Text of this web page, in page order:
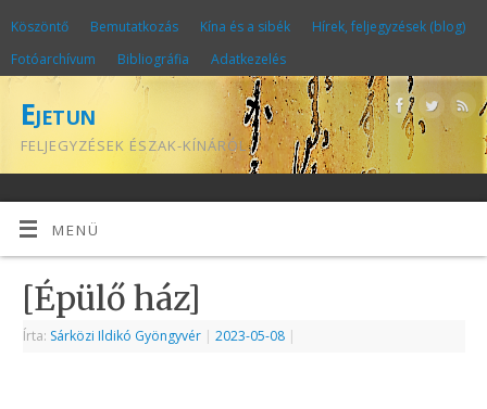
Köszöntő Bemutatkozás Kína és a sibék
Hírek, feljegyzések (blog)
Fotóarchívum
Bibliográfia Adatkezelés
Ejetun
FELJEGYZÉSEK ÉSZAK-KÍNÁRÓL
MENÜ
[Épülő ház]
Írta: Sárközi Ildikó Gyöngyvér | 2023-05-08 |